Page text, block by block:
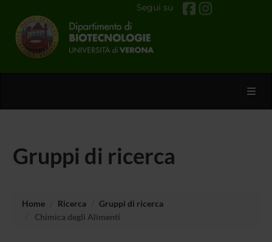
Segui su
Gruppi di ricerca
Home Ricerca
Gruppi di ricerca
Chimica degli Alimenti